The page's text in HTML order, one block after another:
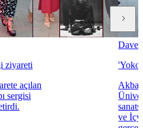
ziyareti
açılan
sergisi
'Yoko
ve